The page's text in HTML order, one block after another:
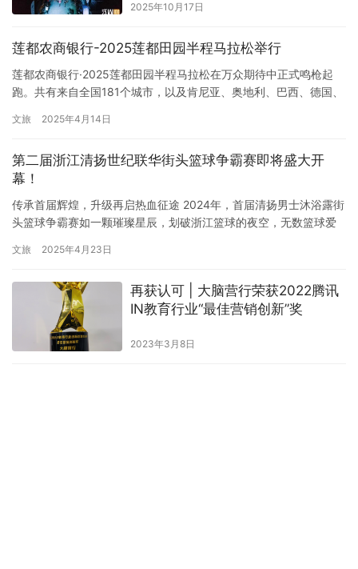
2025年10月17日
莲都农商银行-2025莲都田园半程马拉松举行
莲都农商银行·2025莲都田园半程马拉松在万众期待中正式鸣枪起
跑。共有来自全国181个城市，以及肯尼亚、奥地利、巴西、德国、
穿越如诗如画的碧湖田园，邂逅江南独有的水墨长卷，在青山碧水
会指导；丽水市莲都区人民政府主办；莲都区文化和广电旅…
文旅 2025年4月14日
第二届浙江清扬世纪联华街头篮球争霸赛即将盛大开
幕！
传承首届辉煌，升级再启热血征途 2024年，首届清扬男士沐浴露街
头篮球争霸赛如一颗璀璨星辰，划破浙江篮球的夜空，无数篮球爱
人热血沸腾！2025年，在国家”三进”战略推动文体旅商深度融合的
家”体育赛事进景区、进…
文旅 2025年4月23日
再获认可 | 大脑营行荣获2022腾讯
IN教育行业“最佳营销创新”奖
2023年3月8日